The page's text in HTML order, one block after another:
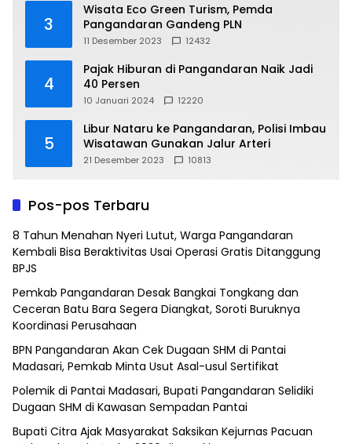
3
Wisata Eco Green Turism, Pemda
Pangandaran Gandeng PLN
11 Desember 2023 12432
4
Pajak Hiburan di Pangandaran Naik Jadi
40 Persen
10 Januari 2024 12220
5
Libur Nataru ke Pangandaran, Polisi Imbau
Wisatawan Gunakan Jalur Arteri
21 Desember 2023 10813
Pos-pos Terbaru
8 Tahun Menahan Nyeri Lutut, Warga Pangandaran
Kembali Bisa Beraktivitas Usai Operasi Gratis Ditanggung
BPJS
Pemkab Pangandaran Desak Bangkai Tongkang dan
Ceceran Batu Bara Segera Diangkat, Soroti Buruknya
Koordinasi Perusahaan
BPN Pangandaran Akan Cek Dugaan SHM di Pantai
Madasari, Pemkab Minta Usut Asal-usul Sertifikat
Polemik di Pantai Madasari, Bupati Pangandaran Selidiki
Dugaan SHM di Kawasan Sempadan Pantai
Bupati Citra Ajak Masyarakat Saksikan Kejurnas Pacuan